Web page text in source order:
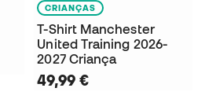
CRIANÇAS
T-Shirt Manchester
United Training 2026-
2027 Criança
49,99 €